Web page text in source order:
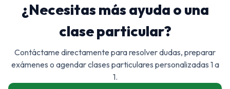
¿Necesitas más ayuda o una
clase particular?
Contáctame directamente para resolver dudas, preparar
exámenes o agendar clases particulares personalizadas 1 a
1.